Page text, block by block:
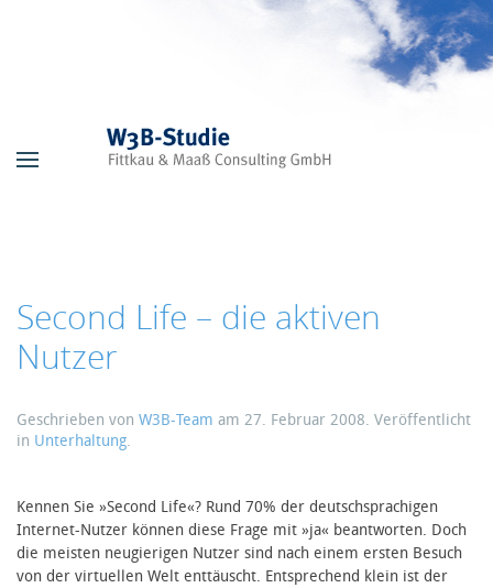
Second Life – die aktiven
Nutzer
Geschrieben von W3B-Team am 27. Februar 2008. Veröffentlicht
in Unterhaltung.
Kennen Sie »Second Life«? Rund 70% der deutschsprachigen
Internet-Nutzer können diese Frage mit »ja« beantworten. Doch
die meisten neugierigen Nutzer sind nach einem ersten Besuch
von der virtuellen Welt enttäuscht. Entsprechend klein ist der